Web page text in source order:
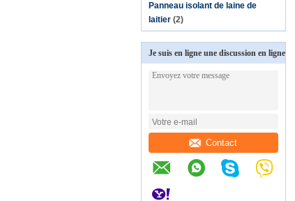
Panneau isolant de laine de
laitier (2)
Je suis en ligne une discussion en ligne
Contact